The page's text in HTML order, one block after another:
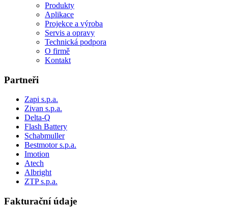
Produkty
Aplikace
Projekce a výroba
Servis a opravy
Technická podpora
O firmě
Kontakt
Partneři
Zapi s.p.a.
Zivan s.p.a.
Delta-Q
Flash Battery
Schabmuller
Bestmotor s.p.a.
Imotion
Atech
Albright
ZTP s.p.a.
Fakturační údaje